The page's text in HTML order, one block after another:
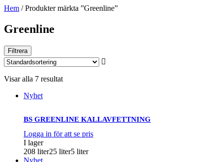
Hem / Produkter märkta ”Greenline”
Greenline
Filtrera
Visar alla 7 resultat
Nyhet
BS GREENLINE KALLAVFETTNING
Logga in för att se pris
I lager
208 liter25 liter5 liter
Nyhet